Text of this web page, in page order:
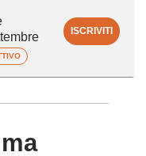
ISCRIVITI